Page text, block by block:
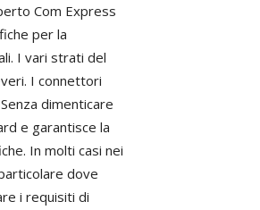
Com Express
per la
I vari strati del
I connettori
dimenticare
e garantisce la
In molti casi nei
dove
i requisiti di